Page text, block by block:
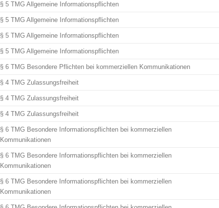
§ 5 TMG Allgemeine Informationspflichten
§ 5 TMG Allgemeine Informationspflichten
§ 5 TMG Allgemeine Informationspflichten
§ 5 TMG Allgemeine Informationspflichten
§ 6 TMG Besondere Pflichten bei kommerziellen Kommunikationen
§ 4 TMG Zulassungsfreiheit
§ 4 TMG Zulassungsfreiheit
§ 4 TMG Zulassungsfreiheit
§ 6 TMG Besondere Informationspflichten bei kommerziellen
Kommunikationen
§ 6 TMG Besondere Informationspflichten bei kommerziellen
Kommunikationen
§ 6 TMG Besondere Informationspflichten bei kommerziellen
Kommunikationen